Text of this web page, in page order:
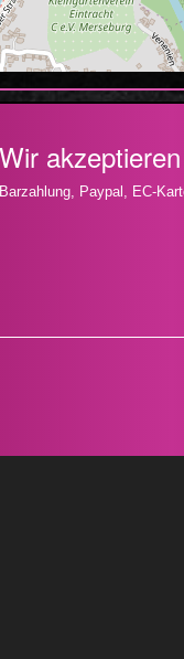
Wir akzeptieren
Barzahlung, Paypal, EC-